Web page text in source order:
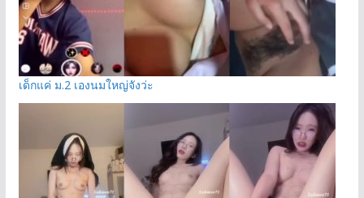
เด็กแค่ ม.2 เองนมใหญ่จังว่ะ